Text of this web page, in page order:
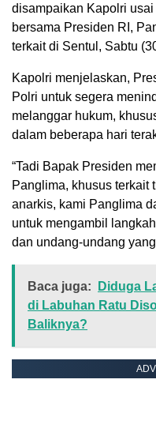
disampaikan Kapolri
bersama Presiden RI,
terkait di Sentul, Sabtu
Kapolri menjelaskan,
Polri untuk segera
melanggar hukum,
dalam beberapa hari
“Tadi Bapak Presiden
Panglima, khusus terkait
anarkis, kami Panglima
untuk mengambil
dan undang-undang
Baca juga:
Diduga
di Labuhan Ratu
Baliknya?